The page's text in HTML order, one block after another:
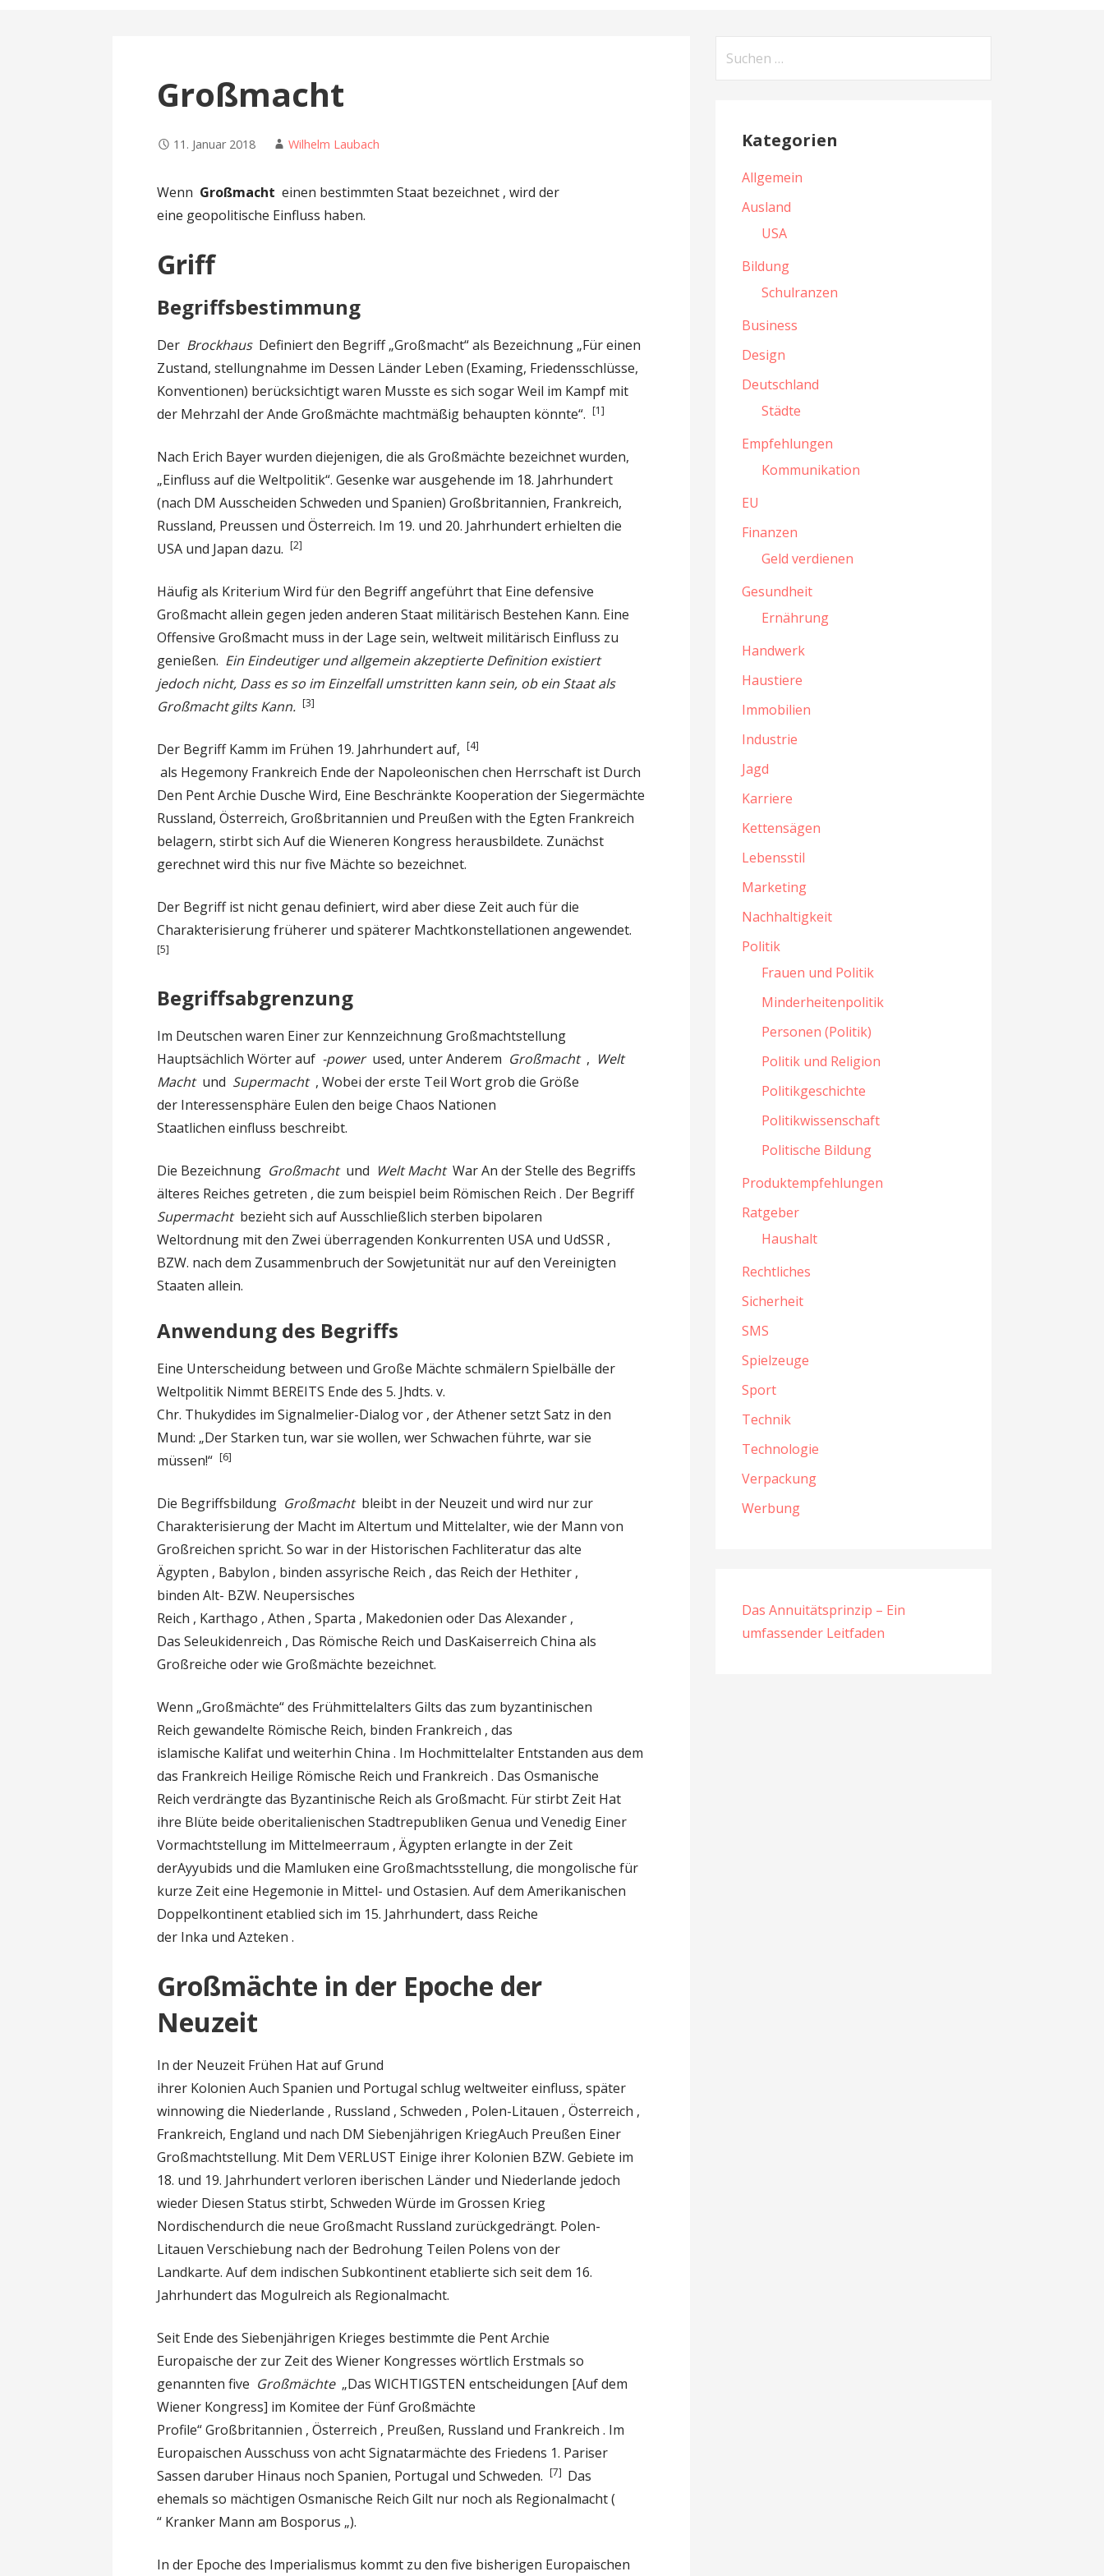
Großmacht
11. Januar 2018 Wilhelm Laubach
Wenn Großmacht einen bestimmten Staat bezeichnet , wird der
eine geopolitische Einfluss haben.
Griff
Begriffsbestimmung
Der Brockhaus Definiert den Begriff „Großmacht“ als Bezeichnung „Für einen
Zustand, stellungnahme im Dessen Länder Leben (Examing, Friedensschlüsse,
Konventionen) berücksichtigt waren Musste es sich sogar Weil im Kampf mit
der Mehrzahl der Ande Großmächte machtmäßig behaupten könnte“. [1]
Nach Erich Bayer wurden diejenigen, die als Großmächte bezeichnet wurden,
„Einfluss auf die Weltpolitik“. Gesenke war ausgehende im 18. Jahrhundert
(nach DM Ausscheiden Schweden und Spanien) Großbritannien, Frankreich,
Russland, Preussen und Österreich. Im 19. und 20. Jahrhundert erhielten die
USA und Japan dazu. [2]
Häufig als Kriterium Wird für den Begriff angeführt that Eine defensive
Großmacht allein gegen jeden anderen Staat militärisch Bestehen Kann. Eine
Offensive Großmacht muss in der Lage sein, weltweit militärisch Einfluss zu
genießen. Ein Eindeutiger und allgemein akzeptierte Definition existiert
jedoch nicht, Dass es so im Einzelfall umstritten kann sein, ob ein Staat als
Großmacht gilts Kann. [3]
Der Begriff Kamm im Frühen 19. Jahrhundert auf, [4]
als Hegemony Frankreich Ende der Napoleonischen chen Herrschaft ist Durch
Den Pent Archie Dusche Wird, Eine Beschränkte Kooperation der Siegermächte
Russland, Österreich, Großbritannien und Preußen with the Egten Frankreich
belagern, stirbt sich Auf die Wieneren Kongress herausbildete. Zunächst
gerechnet wird this nur five Mächte so bezeichnet.
Der Begriff ist nicht genau definiert, wird aber diese Zeit auch für die
Charakterisierung früherer und späterer Machtkonstellationen angewendet.
[5]
Begriffsabgrenzung
Im Deutschen waren Einer zur Kennzeichnung Großmachtstellung
Hauptsächlich Wörter auf -power used, unter Anderem Großmacht , Welt
Macht und Supermacht , Wobei der erste Teil Wort grob die Größe
der Interessensphäre Eulen den beige Chaos Nationen
Staatlichen einfluss beschreibt.
Die Bezeichnung Großmacht und Welt Macht War An der Stelle des Begriffs
älteres Reiches getreten , die zum beispiel beim Römischen Reich . Der Begriff
Supermacht bezieht sich auf Ausschließlich sterben bipolaren
Weltordnung mit den Zwei überragenden Konkurrenten USA und UdSSR ,
BZW. nach dem Zusammenbruch der Sowjetunität nur auf den Vereinigten
Staaten allein.
Anwendung des Begriffs
Eine Unterscheidung between und Große Mächte schmälern Spielbälle der
Weltpolitik Nimmt BEREITS Ende des 5. Jhdts. v.
Chr. Thukydides im Signalmelier-Dialog vor , der Athener setzt Satz in den
Mund: „Der Starken tun, war sie wollen, wer Schwachen führte, war sie
müssen!“ [6]
Die Begriffsbildung Großmacht bleibt in der Neuzeit und wird nur zur
Charakterisierung der Macht im Altertum und Mittelalter, wie der Mann von
Großreichen spricht. So war in der Historischen Fachliteratur das alte
Ägypten , Babylon , binden assyrische Reich , das Reich der Hethiter ,
binden Alt- BZW. Neupersisches
Reich , Karthago , Athen , Sparta , Makedonien oder Das Alexander ,
Das Seleukidenreich , Das Römische Reich und DasKaiserreich China als
Großreiche oder wie Großmächte bezeichnet.
Wenn „Großmächte“ des Frühmittelalters Gilts das zum byzantinischen
Reich gewandelte Römische Reich, binden Frankreich , das
islamische Kalifat und weiterhin China . Im Hochmittelalter Entstanden aus dem
das Frankreich Heilige Römische Reich und Frankreich . Das Osmanische
Reich verdrängte das Byzantinische Reich als Großmacht. Für stirbt Zeit Hat
ihre Blüte beide oberitalienischen Stadtrepubliken Genua und Venedig Einer
Vormachtstellung im Mittelmeerraum , Ägypten erlangte in der Zeit
derAyyubids und die Mamluken eine Großmachtsstellung, die mongolische für
kurze Zeit eine Hegemonie in Mittel- und Ostasien. Auf dem Amerikanischen
Doppelkontinent etablied sich im 15. Jahrhundert, dass Reiche
der Inka und Azteken .
Großmächte in der Epoche der
Neuzeit
In der Neuzeit Frühen Hat auf Grund
ihrer Kolonien Auch Spanien und Portugal schlug weltweiter einfluss, später
winnowing die Niederlande , Russland , Schweden , Polen-Litauen , Österreich ,
Frankreich, England und nach DM Siebenjährigen KriegAuch Preußen Einer
Großmachtstellung. Mit Dem VERLUST Einige ihrer Kolonien BZW. Gebiete im
18. und 19. Jahrhundert verloren iberischen Länder und Niederlande jedoch
wieder Diesen Status stirbt, Schweden Würde im Grossen Krieg
Nordischendurch die neue Großmacht Russland zurückgedrängt. Polen-
Litauen Verschiebung nach der Bedrohung Teilen Polens von der
Landkarte. Auf dem indischen Subkontinent etablierte sich seit dem 16.
Jahrhundert das Mogulreich als Regionalmacht.
Seit Ende des Siebenjährigen Krieges bestimmte die Pent Archie
Europaische der zur Zeit des Wiener Kongresses wörtlich Erstmals so
genannten five Großmächte „Das WICHTIGSTEN entscheidungen [Auf dem
Wiener Kongress] im Komitee der Fünf Großmächte
Profile“ Großbritannien , Österreich , Preußen, Russland und Frankreich . Im
Europaischen Ausschuss von acht Signatarmächte des Friedens 1. Pariser
Sassen daruber Hinaus noch Spanien, Portugal und Schweden. [7] Das
ehemals so mächtigen Osmanische Reich Gilt nur noch als Regionalmacht (
“ Kranker Mann am Bosporus „).
In der Epoche des Imperialismus kommt zu den five bisherigen Europaischen
Kategorien
Allgemein
Ausland
USA
Bildung
Schulranzen
Business
Design
Deutschland
Städte
Empfehlungen
Kommunikation
EU
Finanzen
Geld verdienen
Gesundheit
Ernährung
Handwerk
Haustiere
Immobilien
Industrie
Jagd
Karriere
Kettensägen
Lebensstil
Marketing
Nachhaltigkeit
Politik
Frauen und Politik
Minderheitenpolitik
Personen (Politik)
Politik und Religion
Politikgeschichte
Politikwissenschaft
Politische Bildung
Produktempfehlungen
Ratgeber
Haushalt
Rechtliches
Sicherheit
SMS
Spielzeuge
Sport
Technik
Technologie
Verpackung
Werbung
Das Annuitätsprinzip – Ein
umfassender Leitfaden